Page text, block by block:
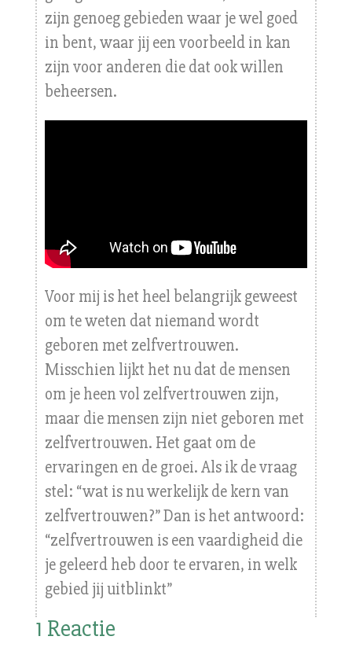
zijn genoeg gebieden waar je wel goed
in bent, waar jij een voorbeeld in kan
zijn voor anderen die dat ook willen
beheersen.
Voor mij is het heel belangrijk geweest
om te weten dat niemand wordt
geboren met zelfvertrouwen.
Misschien lijkt het nu dat de mensen
om je heen vol zelfvertrouwen zijn,
maar die mensen zijn niet geboren met
zelfvertrouwen. Het gaat om de
ervaringen en de groei. Als ik de vraag
stel: “wat is nu werkelijk de kern van
zelfvertrouwen?” Dan is het antwoord:
“zelfvertrouwen is een vaardigheid die
je geleerd heb door te ervaren, in welk
gebied jij uitblinkt”
1 Reactie